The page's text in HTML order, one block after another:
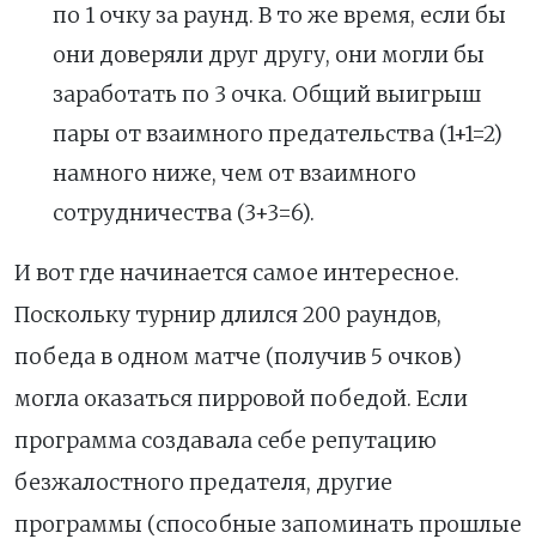
по 1 очку за раунд. В то же время, если бы
они доверяли друг другу, они могли бы
заработать по 3 очка. Общий выигрыш
пары от взаимного предательства (1+1=2)
намного ниже, чем от взаимного
сотрудничества (3+3=6).
И вот где начинается самое интересное.
Поскольку турнир длился 200 раундов,
победа в одном матче (получив 5 очков)
могла оказаться пирровой победой. Если
программа создавала себе репутацию
безжалостного предателя, другие
программы (способные запоминать прошлые